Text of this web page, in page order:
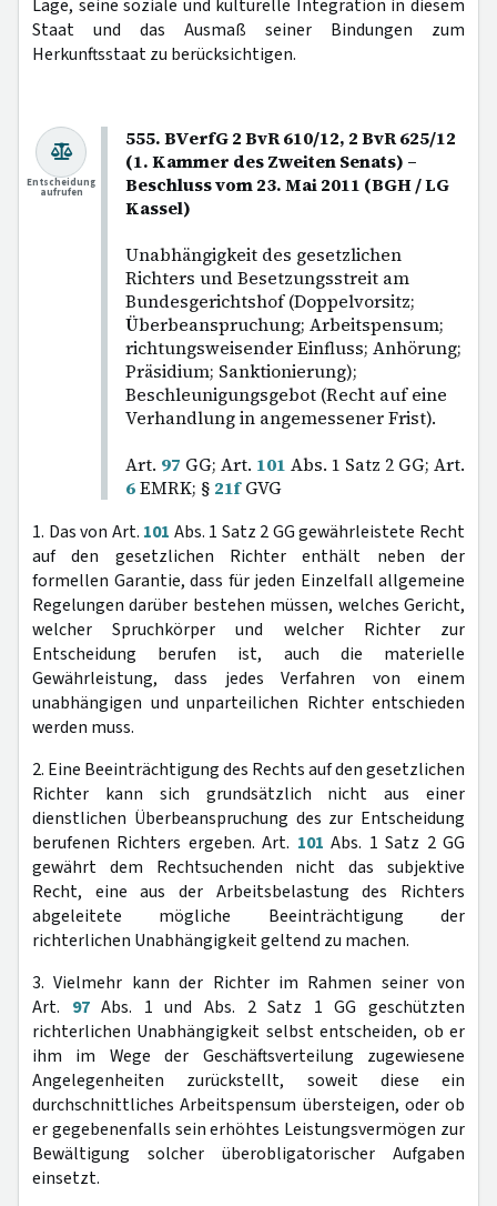
Lage, seine soziale und kulturelle Integration in diesem
Staat und das Ausmaß seiner Bindungen zum
Herkunftsstaat zu berücksichtigen.
555. BVerfG 2 BvR 610/12, 2 BvR 625/12
(1. Kammer des Zweiten Senats) –
Beschluss vom 23. Mai 2011 (BGH / LG
Kassel)
Unabhängigkeit des gesetzlichen
Richters und Besetzungsstreit am
Bundesgerichtshof (Doppelvorsitz;
Überbeanspruchung; Arbeitspensum;
richtungsweisender Einfluss; Anhörung;
Präsidium; Sanktionierung);
Beschleunigungsgebot (Recht auf eine
Verhandlung in angemessener Frist).
Art. 97 GG; Art. 101 Abs. 1 Satz 2 GG; Art.
6EMRK; § 21fGVG
Entscheidung
aufrufen
1. Das von Art. 101 Abs. 1 Satz 2 GG gewährleistete Recht
auf den gesetzlichen Richter enthält neben der
formellen Garantie, dass für jeden Einzelfall allgemeine
Regelungen darüber bestehen müssen, welches Gericht,
welcher Spruchkörper und welcher Richter zur
Entscheidung berufen ist, auch die materielle
Gewährleistung, dass jedes Verfahren von einem
unabhängigen und unparteilichen Richter entschieden
werden muss.
2. Eine Beeinträchtigung des Rechts auf den gesetzlichen
Richter kann sich grundsätzlich nicht aus einer
dienstlichen Überbeanspruchung des zur Entscheidung
berufenen Richters ergeben. Art. 101 Abs. 1 Satz 2 GG
gewährt dem Rechtsuchenden nicht das subjektive
Recht, eine aus der Arbeitsbelastung des Richters
abgeleitete mögliche Beeinträchtigung der
richterlichen Unabhängigkeit geltend zu machen.
3. Vielmehr kann der Richter im Rahmen seiner von
Art. 97Abs. 1 und Abs. 2 Satz 1 GG geschützten
richterlichen Unabhängigkeit selbst entscheiden, ob er
ihm im Wege der Geschäftsverteilung zugewiesene
Angelegenheiten zurückstellt, soweit diese ein
durchschnittliches Arbeitspensum übersteigen, oder ob
er gegebenenfalls sein erhöhtes Leistungsvermögen zur
Bewältigung solcher überobligatorischer Aufgaben
einsetzt.